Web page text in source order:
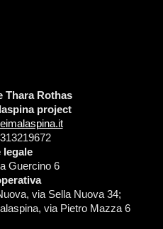
Thara Rothas
project
legale
Guercino 6
via Sella Nuova 34;
via Pietro Mazza 6